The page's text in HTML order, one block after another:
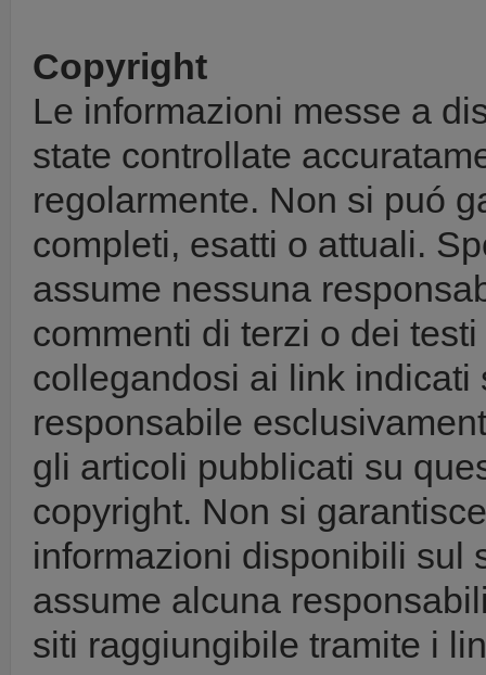
Copyright
Le informazioni messe a
state controllate
regolarmente. Non si puó
completi, esatti o attuali.
assume nessuna
commenti di terzi o dei
collegandosi ai link
responsabile
gli articoli pubblicati su
copyright. Non si
informazioni disponibili sul
assume alcuna
siti raggiungibile tramite i